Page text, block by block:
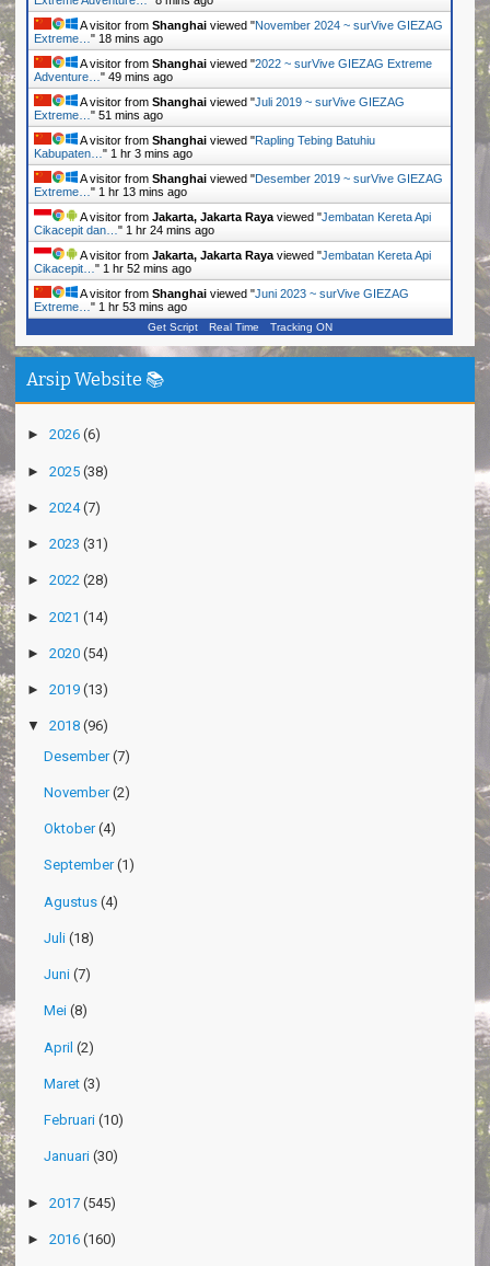
A visitor from Shanghai viewed "November 2024 ~ surVive GIEZAG
Extreme… " 18 mins ago
A visitor from Shanghai viewed "2022 ~ surVive GIEZAG Extreme
Adventure… " 49 mins ago
A visitor from Shanghai viewed "Juli 2019 ~ surVive GIEZAG
Extreme… " 51 mins ago
A visitor from Shanghai viewed "Rapling Tebing Batuhiu
Kabupaten… " 1 hr 3 mins ago
A visitor from Shanghai viewed "Desember 2019 ~ surVive GIEZAG
Extreme… " 1 hr 13 mins ago
A visitor from Jakarta, Jakarta Raya viewed "Jembatan Kereta Api
Cikacepit dan… " 1 hr 24 mins ago
A visitor from Jakarta, Jakarta Raya viewed "Jembatan Kereta Api
Cikacepit… " 1 hr 52 mins ago
A visitor from Shanghai viewed "Juni 2023 ~ surVive GIEZAG
Extreme… " 1 hr 53 mins ago
Get Script Real Time Tracking ON
Arsip Website 📚
► 2026 (6)
► 2025 (38)
► 2024(7)
► 2023 (31)
► 2022 (28)
► 2021 (14)
► 2020 (54)
► 2019 (13)
▼ 2018 (96)
Desember(7)
November(2)
Oktober(4)
September(1)
Agustus (4)
Juli (18)
Juni (7)
Mei (8)
April (2)
Maret (3)
Februari (10)
Januari (30)
► 2017 (545)
► 2016 (160)